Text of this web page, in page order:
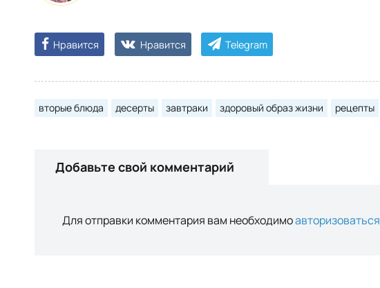
Нравится Нравится Telegram
вторые блюда десерты завтраки здоровый образ жизни рецепты
Добавьте свой комментарий
Для отправки комментария вам необходимоавторизоваться